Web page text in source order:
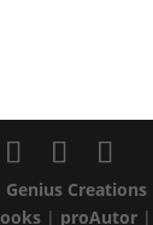
Genius Creations
| proAutor